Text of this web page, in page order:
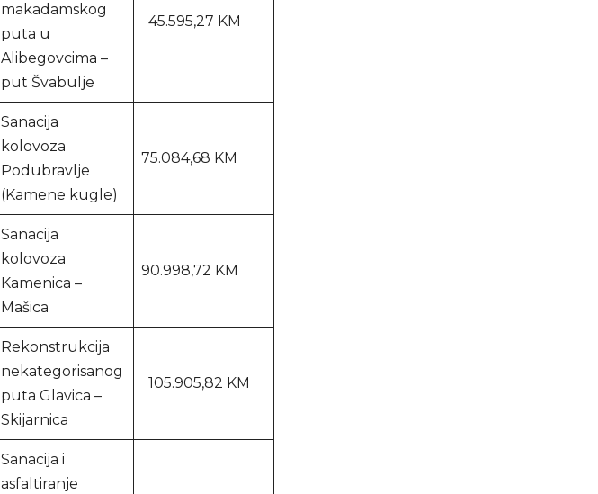
makadamskog
puta u
Alibegovcima –
put Švabulje
45.595,27 KM
Sanacija
kolovoza
Podubravlje
(Kamene kugle)
75.084,68 KM
Sanacija
kolovoza
Kamenica –
Mašica
90.998,72 KM
Rekonstrukcija
nekategorisanog
puta Glavica –
Skijarnica
105.905,82 KM
Sanacija i
asfaltiranje